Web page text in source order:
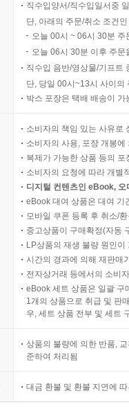
직수입양서/직수입일서중
단, 아래의 주문/취소 조건
오늘 00시 ~ 06시 30분
오늘 06시 30분 이후 주
직수입 음반/영상물/기프트
단, 당일 00시~13시 사이의
박스 포장은 택배 배송이
소비자의 책임 있는 사유로
소비자의 사용, 포장 개봉
복제가 가능한 상품 등의
소비자의 요청에 따라 개별
디지털 컨텐츠인 eBook,
eBook 대여 상품은 대여 기
모바일 쿠폰 등록 후 취소/
중고상품이 구매확정(자동
LP상품의 재생 불량 원인
시간의 경과에 의해 재판매
전자상거래 등에서의 소비
eBook 세트 상품은 일괄 구
1개의 상품으로 취급 및 판
우, 세트 상품 전부 및 세트
상품의 불량에 의한 반품,
준하여 처리됨
대금 환불 및 환불 지연에